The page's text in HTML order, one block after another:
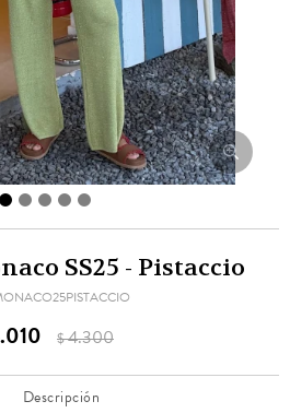
SS25 - Pistaccio
$4.300
Descripción